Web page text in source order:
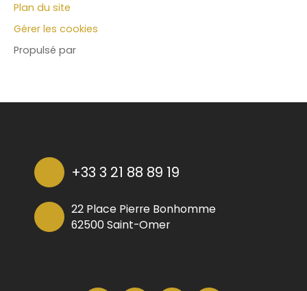
Plan du site
Gérer les cookies
Propulsé par
+33 3 21 88 89 19
22 Place Pierre Bonhomme
62500 Saint-Omer